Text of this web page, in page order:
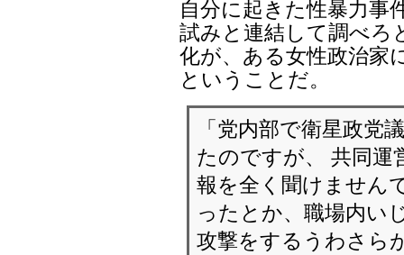
［出処:ミニョンヨン］
「小さいときに受け
なく私的な方式で処
を捉えて裸にして鞭
姿をのぞき見したこ